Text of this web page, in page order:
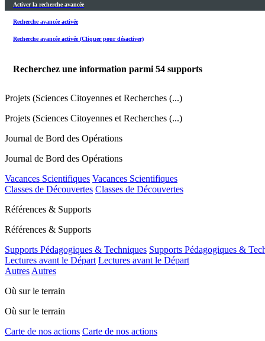
Activer la recherche avancée
Recherche avancée activée
Recherche avancée activée (Cliquer pour désactiver)
Recherchez une information parmi 54 supports
Projets (Sciences Citoyennes et Recherches (...)
Projets (Sciences Citoyennes et Recherches (...)
Journal de Bord des Opérations
Journal de Bord des Opérations
Vacances Scientifiques Vacances Scientifiques
Classes de Découvertes Classes de Découvertes
Références & Supports
Références & Supports
Supports Pédagogiques & Techniques Supports Pédagogiques &
Lectures avant le Départ Lectures avant le Départ
Autres Autres
Où sur le terrain
Où sur le terrain
Carte de nos actions Carte de nos actions